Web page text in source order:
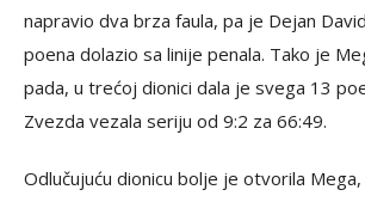
napravio dva brza faula, pa je Dejan
poena dolazio sa linije penala. Tako je
pada, u trećoj dionici dala je svega 13
Zvezda vezala seriju od 9:2 za 66:49.
Odlučujuću dionicu bolje je otvorila